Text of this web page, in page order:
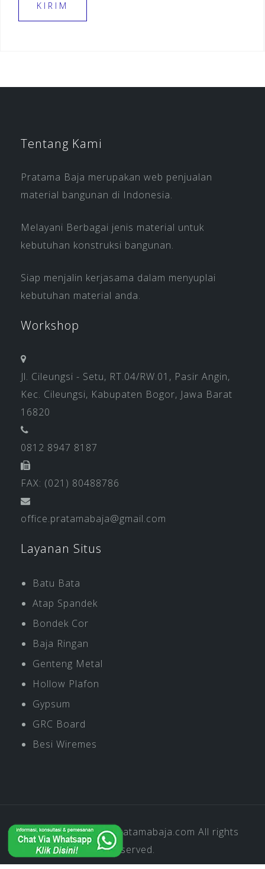
Tentang Kami
Pratama Baja merupakan web penjualan
material bangunan di Indonesia.
Melayani Berbagai jenis material untuk
kebutuhan konstruksi bangunan.
Siap menjalin kerjasama dalam menyuplai
kebutuhan material anda.
Workshop
Jl. Cileungsi - Setu, RT.04/RW.01, Pasir Angin,
Kec. Cileungsi, Kabupaten Bogor, Jawa Barat
16820
0812 8947 8187
FAX: (021) 80488786
office.pratamabaja@gmail.com
Layanan Situs
Batu Bata
Atap Spandek
Bondek Cor
Baja Ringan
Genteng Metal
Hollow Plafon
Gypsum
GRC Board
Besi Wiremes
Copyright © 2019Pratamabaja.com All rights
reserved.